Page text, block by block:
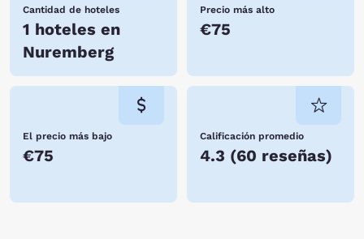
Cantidad de hoteles
1 hoteles en
Nuremberg
Precio más alto
€75
El precio más bajo
€75
Calificación promedio
4.3 (60 reseñas)